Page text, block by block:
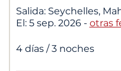
Salida: Seychelles,
El: 5 sep. 2026 - otras
4 días / 3 noches